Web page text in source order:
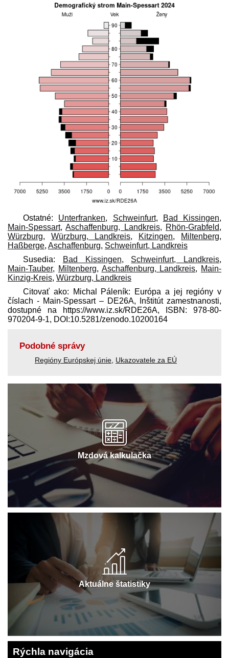
Ostatné: Unterfranken, Schweinfurt, Bad Kissingen,
Main-Spessart,Aschaffenburg, Landkreis, Rhön-Grabfeld,
Würzburg, Würzburg, Landkreis, Kitzingen, Miltenberg,
Haßberge, Aschaffenburg, Schweinfurt, Landkreis
Susedia:
Bad Kissingen, Schweinfurt, Landkreis,
Main-Tauber, Miltenberg, Aschaffenburg, Landkreis, Main-
Kinzig-Kreis, Würzburg, Landkreis
Citovať ako: Michal Páleník: Európa a jej regióny v
číslach - Main-Spessart – DE26A, Inštitút zamestnanosti,
dostupné na https://www.iz.sk/​RDE26A, ISBN: 978-80-
970204-9-1, DOI:10.5281/zenodo.10200164
Podobné správy
Regióny Európskej únie Ukazovatele za EÚ
Mzdová kalkulačka
Aktuálne štatistiky
Rýchla navigácia